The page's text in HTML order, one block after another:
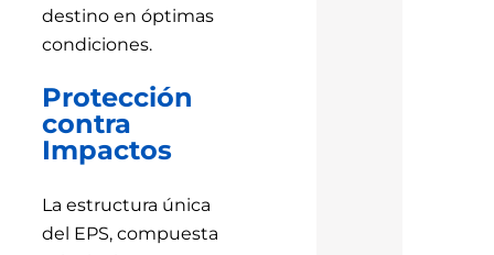
destino en óptimas
condiciones.
Protección
contra
Impactos
La estructura única
del EPS, compuesta